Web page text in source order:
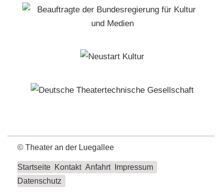
© Theater an der Luegallee
Startseite Kontakt Anfahrt
Impressum
Datenschutz